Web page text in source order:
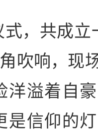
，共成立
吹响，现
洋溢着自
是信仰的